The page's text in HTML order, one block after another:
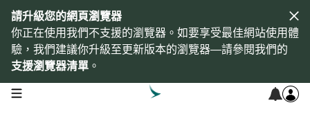
請升級您的網頁瀏覽器
你正在使用我們不支援的瀏覽器。如要享受最佳網站使用體
驗，我們建議你升級至更新版本的瀏覽器—請參閱我們的
支援瀏覽器清單 。
open navigation menu